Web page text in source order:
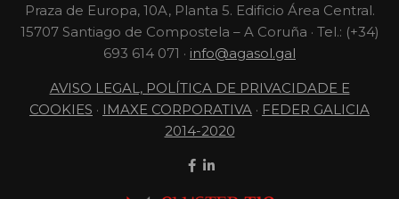
Praza de Europa, 10A, Planta 5. Edificio Área Central.
15707 Santiago de Compostela – A Coruña · Tel.: (+34)
693 614 071 · info@agasol.gal
AVISO LEGAL, POLÍTICA DE PRIVACIDADE E
COOKIES · IMAXE CORPORATIVA · FEDER GALICIA
2014-2020